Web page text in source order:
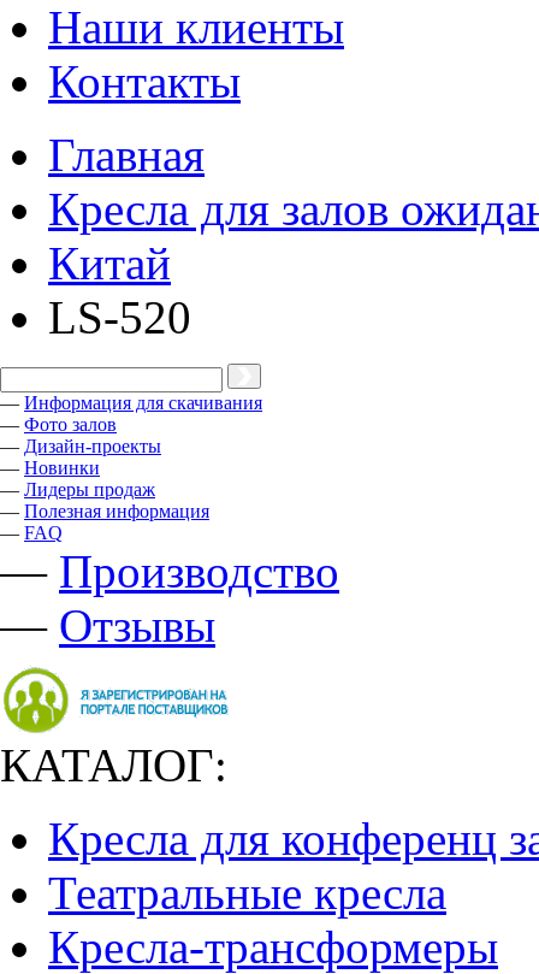
Наши клиенты
Контакты
Главная
Кресла для залов
Китай
LS-520
— Информация для скачивания
— Фото залов
— Дизайн-проекты
— Новинки
— Лидеры продаж
— Полезная информация
— FAQ
— Производство
— Отзывы
КАТАЛОГ:
Кресла для конференц
Театральные кресла
Кресла-трансформеры